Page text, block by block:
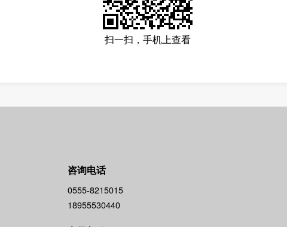
扫一扫，手机上查看
咨询电话
0555-8215015
18955530440